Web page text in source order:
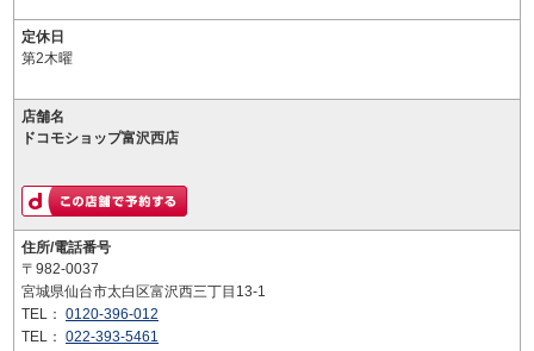
定休日
第2木曜
店舗名
ドコモショップ富沢西店
住所/電話番号
〒982-0037
宮城県仙台市太白区富沢西三丁目13-1
TEL： 0120-396-012
TEL： 022-393-5461